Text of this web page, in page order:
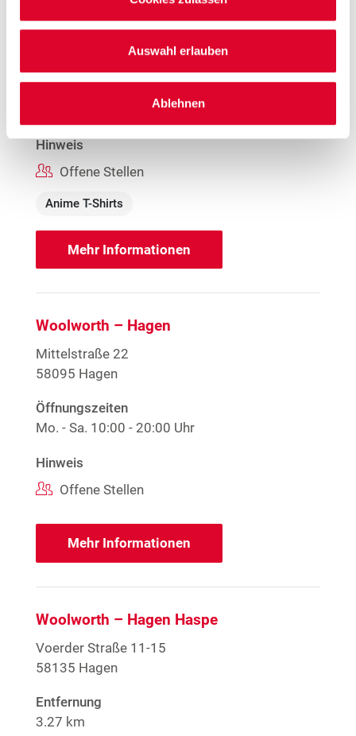
Auswahl erlauben
Ablehnen
Woolworth – Hagen
09:00 - 20:00 Uhr
Hinweis
Offene Stellen
Anime T-Shirts
Mehr Informationen
Woolworth – Hagen
Mittelstraße 22
58095 Hagen
Öffnungszeiten
Mo. - Sa. 10:00 - 20:00 Uhr
Hinweis
Offene Stellen
Mehr Informationen
Woolworth – Hagen Haspe
Voerder Straße 11-15
58135 Hagen
Entfernung
3.27 km